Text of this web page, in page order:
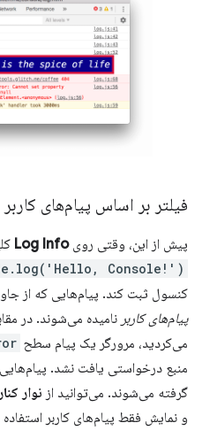
فیلتر بر اساس پیام‌های کاربر
پیش از این، وقتی رویLog Info
Console!')
کنسول ثبت کند. پیام‌هایی که از
پیام‌های کاربر نامیده می‌شوند. در
می‌کردید، مرورگر یک پیام سطح
منبع درخواستی یافت نشد. پیام‌هایی
گرفته می‌شوند. می‌توانید از نوار
و نمایش فقط پیام‌های کاربر استفاده